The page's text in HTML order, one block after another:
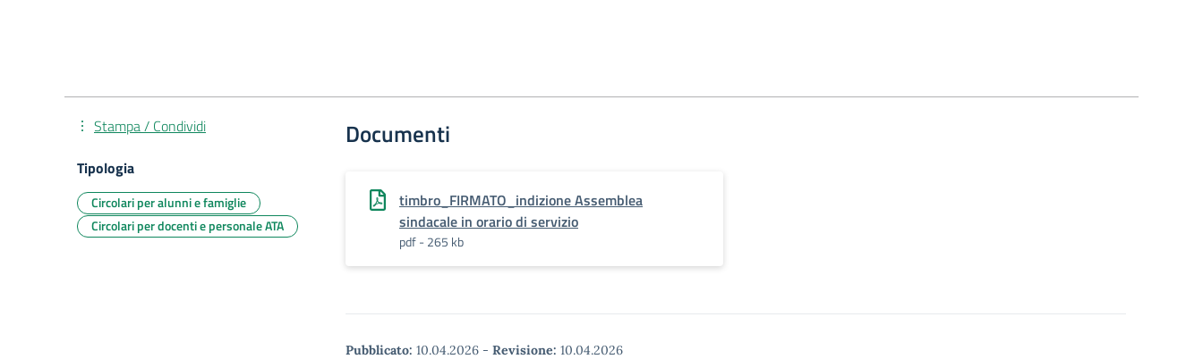
Documenti
timbro_FIRMATO_indizione Assemblea
sindacale in orario di servizio
pdf - 265 kb
Pubblicato: 10.04.2026 - Revisione: 10.04.2026
Stampa / Condividi
Tipologia
Circolari per alunni e famiglie
Circolari per docenti e personale ATA